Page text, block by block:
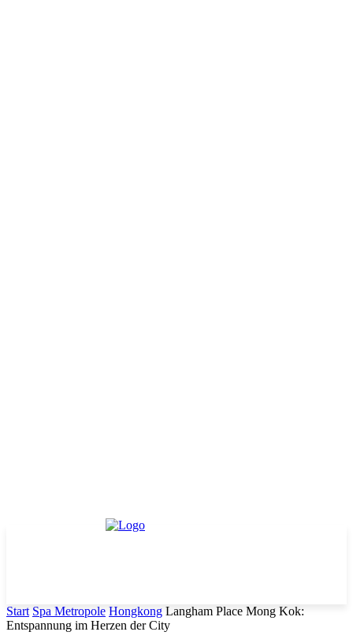
Start Spa Metropole Hongkong Langham Place Mong Kok:
Entspannung im Herzen der City